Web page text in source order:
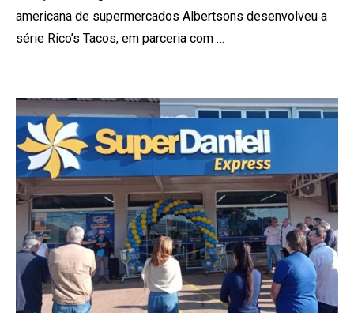
americana de supermercados Albertsons desenvolveu a
série Rico’s Tacos, em parceria com …